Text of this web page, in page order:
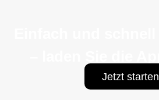
Jetzt starten